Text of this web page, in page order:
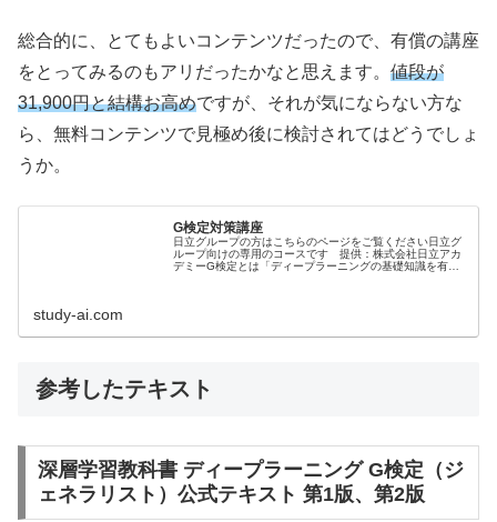
総合的に、とてもよいコンテンツだったので、有償の講座
をとってみるのもアリだったかなと思えます。 値段が
31,900円と結構お高めですが、それが気にならない方な
ら、無料コンテンツで見極め後に検討されてはどうでしょ
うか。
G検定対策講座
日立グループの方はこちらのページをご覧ください日立グ
ループ向けの専用のコースです 提供：株式会社日立アカ
デミーG検定とは「ディープラーニングの基礎知識を有
study-ai.com
参考したテキスト
深層学習教科書 ディープラーニング G検定（ジ
ェネラリスト）公式テキスト 第1版、第2版